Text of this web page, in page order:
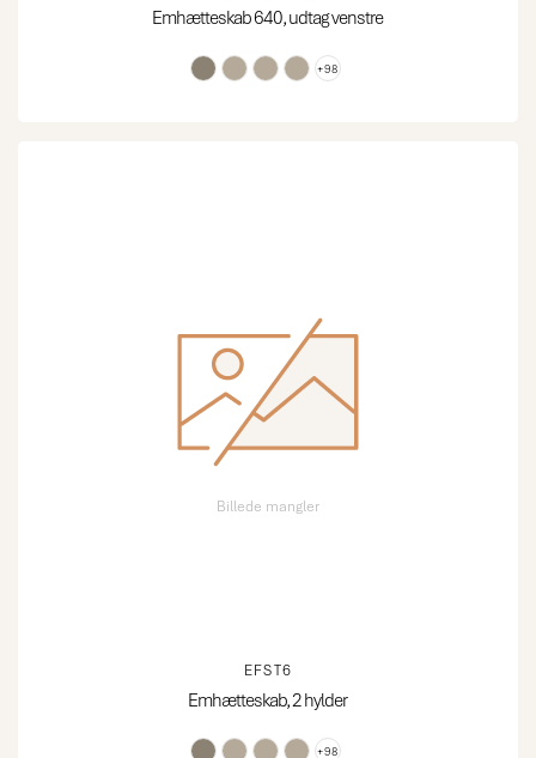
Emhætteskab 640, udtag venstre
+98
Billede mangler
EFST6
Emhætteskab, 2 hylder
+98